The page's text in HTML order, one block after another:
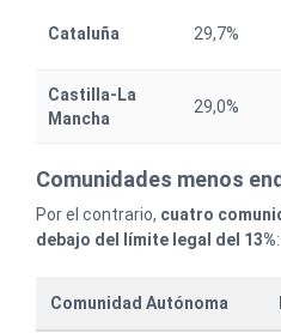
Cataluña 29,7%
Castilla-La
Mancha
29,0%
Comunidades menos
Por el contrario, cuatro
debajo del límite legal del 13%:
Comunidad Autónoma